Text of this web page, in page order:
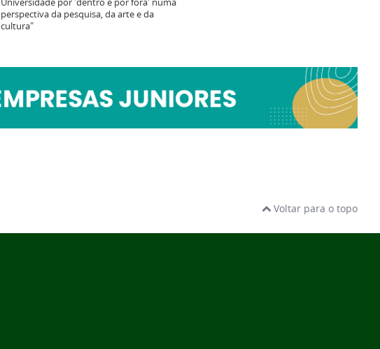
Universidade por 'dentro e por fora' numa
perspectiva da pesquisa, da arte e da
cultura"
Voltar para o topo